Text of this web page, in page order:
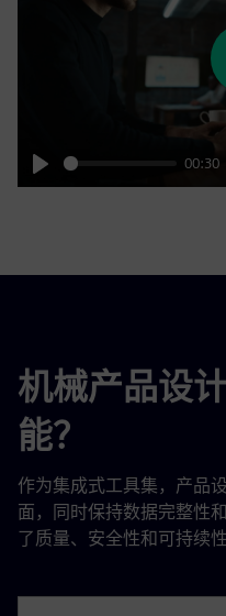
Play
00:30
机械产品设
能？
作为集成式工具集，产品
面，同时保持数据完整性
了质量、安全性和可持续